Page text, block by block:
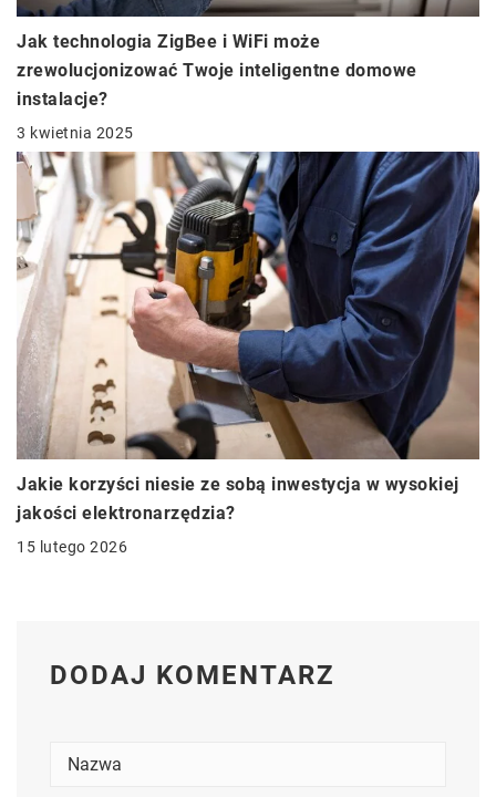
Jak technologia ZigBee i WiFi może
zrewolucjonizować Twoje inteligentne domowe
instalacje?
3 kwietnia 2025
Jakie korzyści niesie ze sobą inwestycja w wysokiej
jakości elektronarzędzia?
15 lutego 2026
DODAJ KOMENTARZ